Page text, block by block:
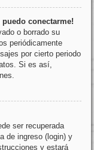
conectarme!
o borrado su
periódicamente
por cierto periodo
Si es así,
ser recuperada
de ingreso (login) y
y estará